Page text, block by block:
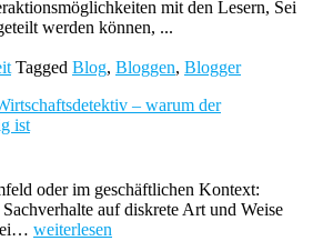
mit den Lesern, Sei
werden können, ...
Tagged Blog, Bloggen, Blogger
– warum der
ist
oder im geschäftlichen Kontext:
auf diskrete Art und Weise
Privatdetektiv
weiterlesen